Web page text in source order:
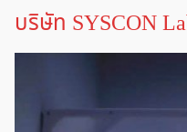
บริษัท SYSCON